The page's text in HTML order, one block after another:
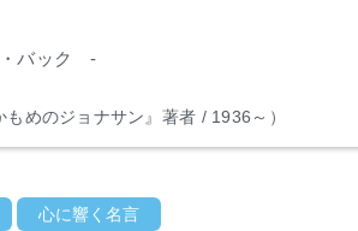
バック -
もめのジョナサン』著者 / 1936～）
心に響く名言